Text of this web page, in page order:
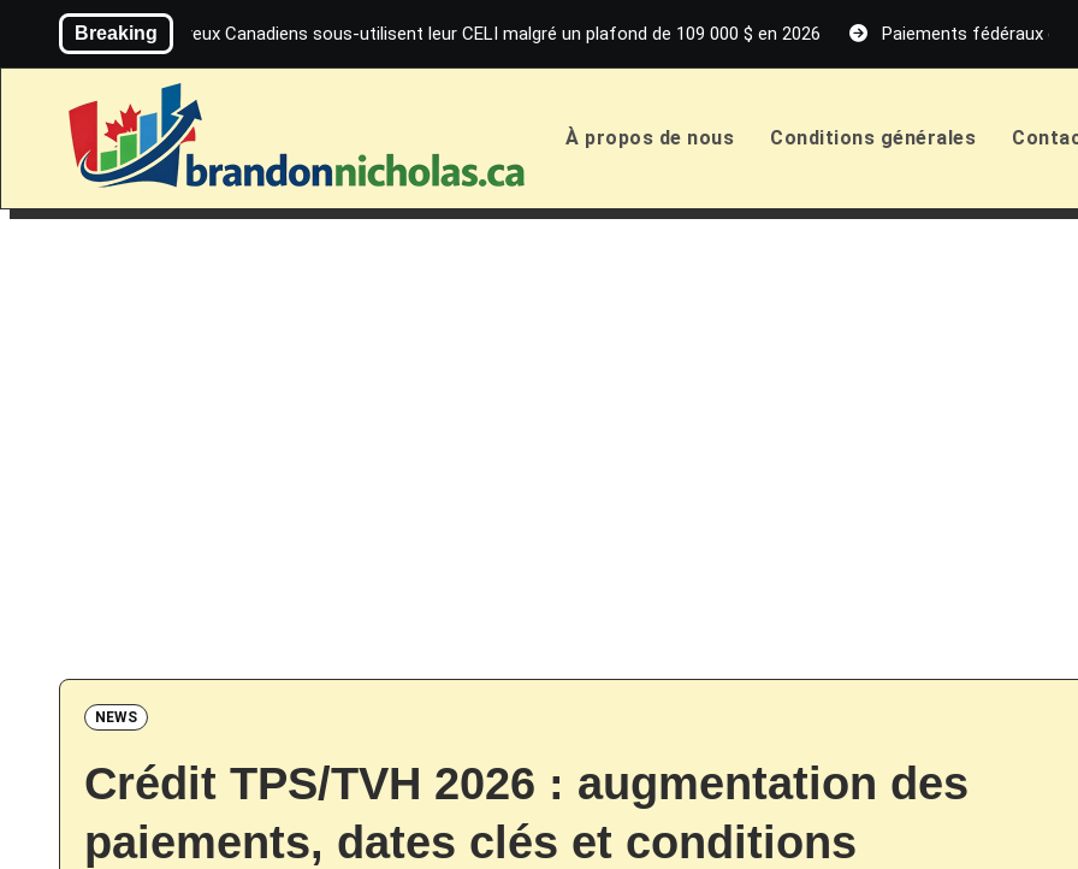
BreakingDe nombreux Canadiens sous-utilisent leur CELI malgré un plafond de 109 000 $ en 2026 Paiements fédéraux de
À propos de nous Conditions générales
NEWS
Crédit TPS/TVH 2026 : augmentation des
paiements, dates clés et conditions